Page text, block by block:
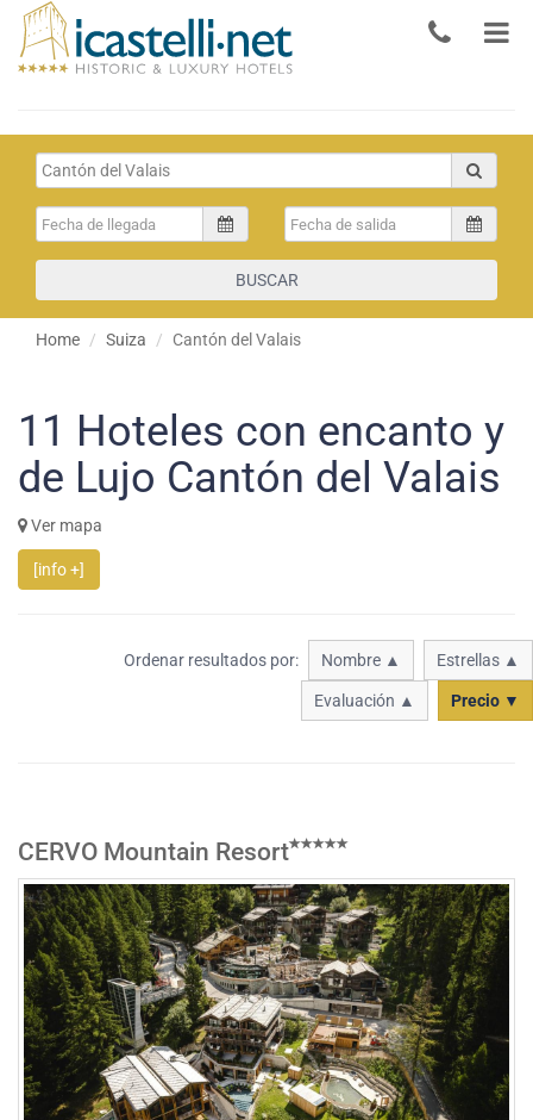
BUSCAR
Home Suiza Cantón del Valais
11 Hoteles con encanto y
de Lujo Cantón del Valais
Ver mapa
[info +]
Ordenar resultados por: Nombre ▲ Estrellas ▲
Evaluación ▲ Precio ▼
CERVO Mountain Resort